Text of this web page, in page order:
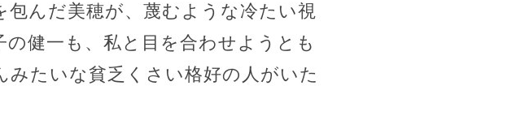
んだ美穂が、蔑むような冷たい視
健一も、私と目を合わせようとも
たいな貧乏くさい格好の人がいた